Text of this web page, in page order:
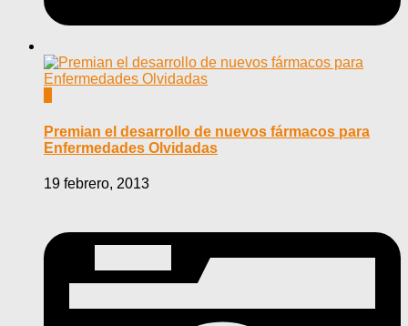
Premian el desarrollo de nuevos fármacos para
Enfermedades Olvidadas
19 febrero, 2013